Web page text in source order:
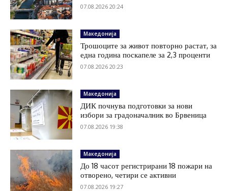
07.08.2026 20:24
Македонија
Трошоците за живот повторно растат, за
една година поскапеле за 2,3 проценти
07.08.2026 20:23
Македонија
ДИК почнува подготовки за нови
избори за градоначалник во Брвеница
07.08.2026 19:38
Македонија
До 18 часот регистрирани 18 пожари на
отворено, четири се активни
07.08.2026 19:27